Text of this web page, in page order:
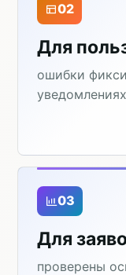
02
Для
ошибки
03
Для
проверены